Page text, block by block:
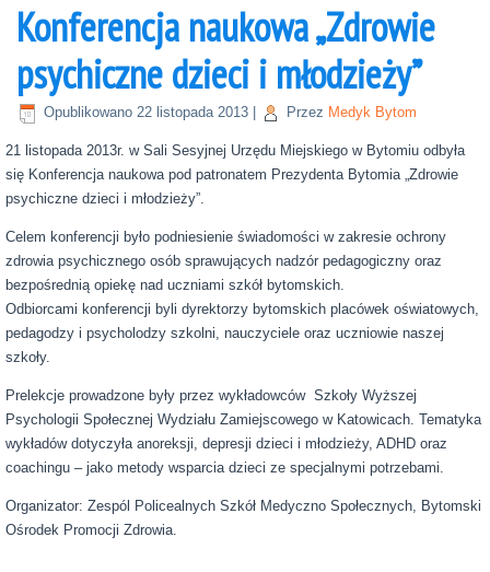
Konferencja naukowa „Zdrowie
psychiczne dzieci i młodzieży”
Opublikowano 22 listopada 2013 Przez Medyk Bytom
21 listopada 2013r. w Sali Sesyjnej Urzędu Miejskiego w Bytomiu odbyła
się Konferencja naukowa pod patronatem Prezydenta Bytomia „Zdrowie
psychiczne dzieci i młodzieży”.
Celem konferencji było podniesienie świadomości w zakresie ochrony
zdrowia psychicznego osób sprawujących nadzór pedagogiczny oraz
bezpośrednią opiekę nad uczniami szkół bytomskich.
Odbiorcami konferencji byli dyrektorzy bytomskich placówek oświatowych,
pedagodzy i psycholodzy szkolni, nauczyciele oraz uczniowie naszej
szkoły.
Prelekcje prowadzone były przez wykładowców Szkoły Wyższej
Psychologii Społecznej Wydziału Zamiejscowego w Katowicach. Tematyka
wykładów dotyczyła anoreksji, depresji dzieci i młodzieży, ADHD oraz
coachingu – jako metody wsparcia dzieci ze specjalnymi potrzebami.
Organizator: Zespól Policealnych Szkół Medyczno Społecznych, Bytomski
Ośrodek Promocji Zdrowia.